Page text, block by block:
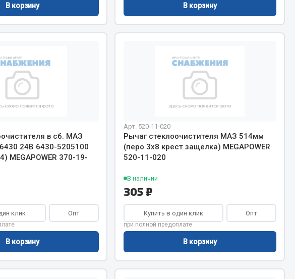
инструмент
инструмент
Показать ещё
на полуприцепы
для полуприцепов
Запчасти КамАЗ
Двигатель
Система выпуска газа
Система охлаждения
Коробка передач
Показать ещё
В корзину В корзину
в сб. МАЗ
24В 6430-5205100
MEGAPOWER 370-19-
клик Опт
В корзину
Арт. 520-11-020
Рычаг стеклоочистителя МАЗ 514мм
(перо 3х8 крест защелка) MEGAPOWER
520-11-020
В наличии
305 ₽
Купить в один клик Опт
при полной предоплате
В корзину